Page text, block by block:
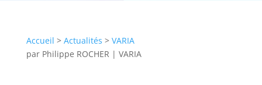
Accueil > Actualités > VARIA
par Philippe ROCHER | VARIA